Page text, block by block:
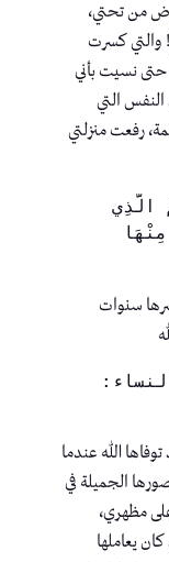
من تحتي،
والتي كسرت
حتى نسيت بأني
النفس التي
رفعت منزلتي
سنوات
الله عندما
الجميلة في
مظهري،
يعاملها